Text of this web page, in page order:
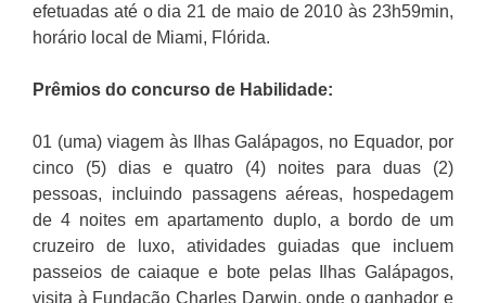
efetuadas até o dia 21 de maio de 2010 às 23h59min,
horário local de Miami, Flórida.
Prêmios do concurso de Habilidade:
01 (uma) viagem às Ilhas Galápagos, no Equador, por
cinco (5) dias e quatro (4) noites para duas (2)
pessoas, incluindo passagens aéreas, hospedagem
de 4 noites em apartamento duplo, a bordo de um
cruzeiro de luxo, atividades guiadas que incluem
passeios de caiaque e bote pelas Ilhas Galápagos,
visita à Fundação Charles Darwin, onde o ganhador e